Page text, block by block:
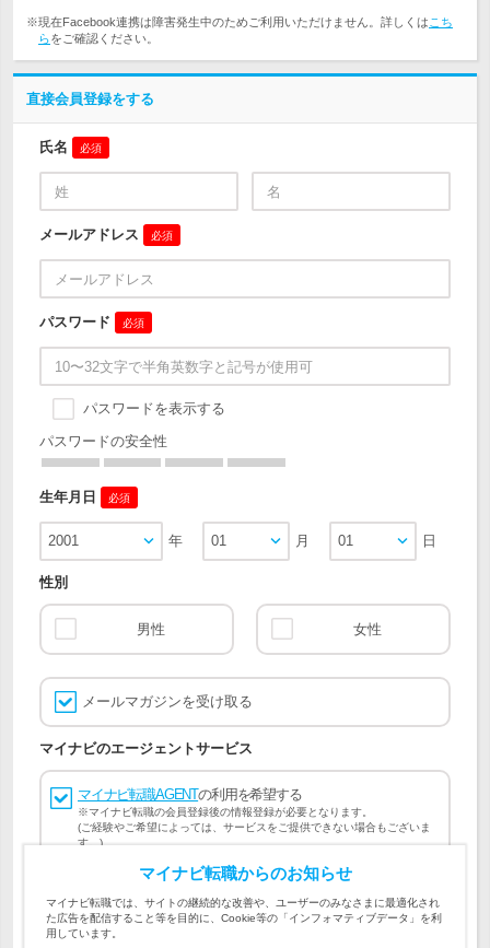
※現在Facebook連携は障害発生中のためご利用いただけません。詳しくは こち
らをご確認ください。
直接会員登録をする
氏名 必須
メールアドレス 必須
パスワード 必須
パスワードを表示する
パスワードの安全性
生年月日 必須
2001 年 01 月 01 日
性別
男性 女性
メールマガジンを受け取る
マイナビのエージェントサービス
マイナビ転職AGENTの利用を希望する
※マイナビ転職の会員登録後の情報登録が必要となります。
(ご経験やご希望によっては、サービスをご提供できない場合もございま
す。)
会員登録には マイナビ転職 会員規約
マイナビ転職AGENT
会員規約、マイナビ転職AGENT 個人情報の取り扱い および
個人情報の取り扱い
マイナビ転職からのお知らせ
マイナビ転職では、サイトの継続的な改善や、ユーザーのみなさまに最適化され
た広告を配信すること等を目的に、Cookie等の「インフォマティブデータ」を利
用しています。